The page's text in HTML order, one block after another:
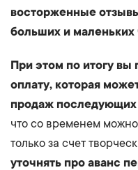
восторженные
больших и маленьких
При этом по итогу вы
оплату, которая
продаж последующих
что со временем
только за счет
уточнять про аванс